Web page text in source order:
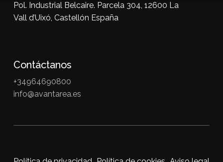
Pol. Industrial Belcaire. Parcela 304, 12600 La
Vall d’Uixó, Castellón España
Contáctanos
+34964690800
info@avantarea.es